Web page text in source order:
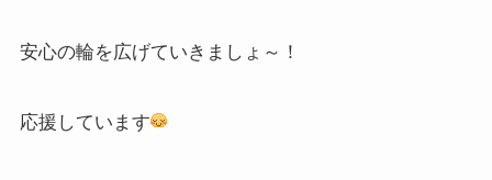
安心の輪を広げていきましょ～！
応援しています